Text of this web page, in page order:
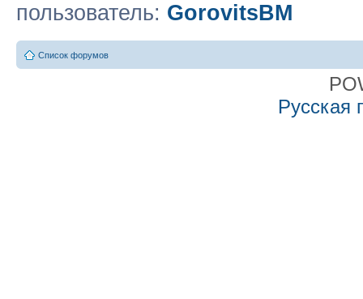
пользователь: GorovitsBM
Список форумов
Русская